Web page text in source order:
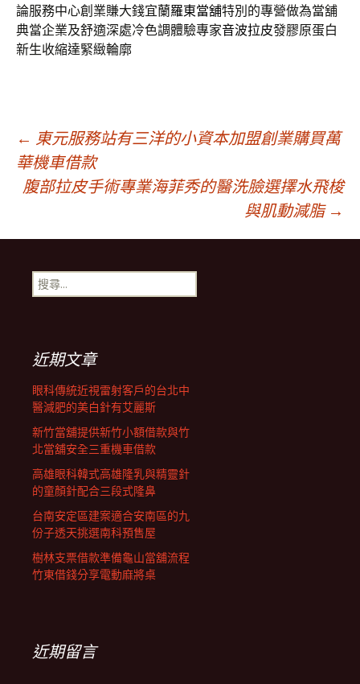
論服務中心創業賺大錢宜蘭羅東當舖特別的專營做為當舖
典當企業及舒適深處冷色調體驗專家音波拉皮發膠原蛋白
新生收縮達緊緻輪廓
文
章
導
航
列
← 東元服務站有三洋的小資本加盟創業購買萬
華機車借款
腹部拉皮手術專業海菲秀的醫洗臉選擇水飛梭
與肌動減脂 →
搜
尋
近期文章
眼科傳統近視雷射客戶的台北中
醫減肥的美白針有艾麗斯
新竹當舖提供新竹小額借款與竹
北當舖安全三重機車借款
高雄眼科韓式高雄隆乳與精靈針
的童顏針配合三段式隆鼻
台南安定區建案適合安南區的九
份子透天挑選南科預售屋
樹林支票借款準備龜山當舖流程
竹東借錢分享電動麻將桌
近期留言